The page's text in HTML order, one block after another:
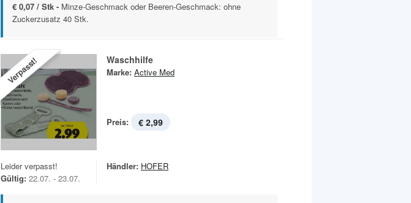
€ 0,07 / Stk - Minze-Geschmack oder Beeren-Geschmack: ohne
Zuckerzusatz 40 Stk.
Verpasst! Waschhilfe
Marke: Active Med
Preis: € 2,99
Leider verpasst!
Gültig: 22.07. - 23.07.
Händler: HOFER